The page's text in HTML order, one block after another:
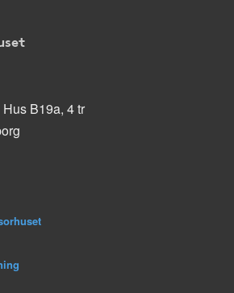
B19a, 4 tr